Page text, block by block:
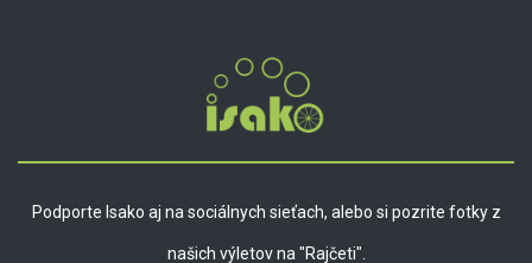
Podporte Isako aj na sociálnych sieťach, alebo si pozrite fotky z
našich výletov na "Rajčeti".